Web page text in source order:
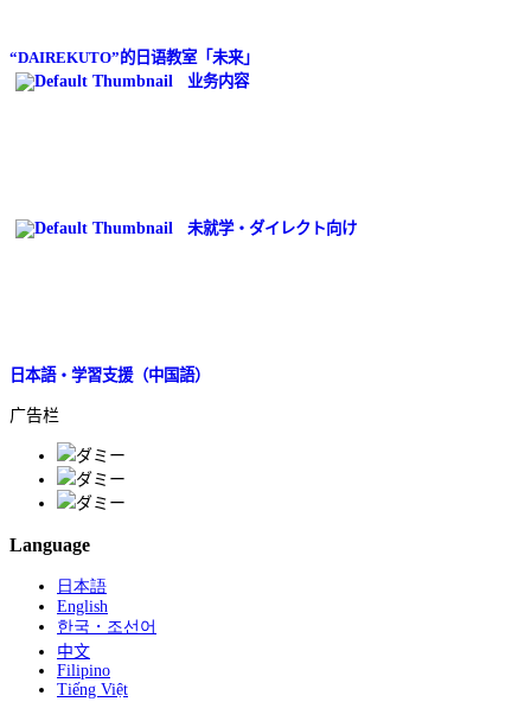
“DAIREKUTO”的日语教室「未来」
业务内容
未就学・ダイレクト向け
日本語・学習支援（中国語）
广告栏
Language
日本語
English
한국・조선어
中文
Filipino
Tiếng Việt